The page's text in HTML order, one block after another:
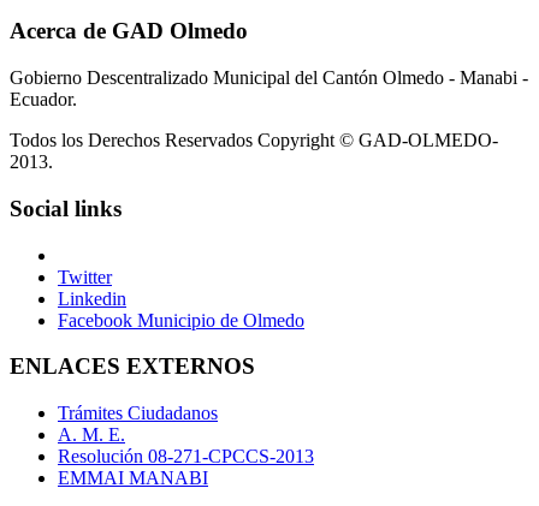
Acerca de GAD Olmedo
Gobierno Descentralizado Municipal del Cantón Olmedo - Manabi -
Ecuador.
Todos los Derechos Reservados Copyright © GAD-OLMEDO-
2013.
Social links
Twitter
Linkedin
Facebook Municipio de Olmedo
ENLACES EXTERNOS
Trámites Ciudadanos
A. M. E.
Resolución 08-271-CPCCS-2013
EMMAI MANABI